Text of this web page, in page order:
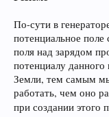
По-сути в
потенциальное
поля над зарядом
потенциалу данного
Земли, тем самым
работать, чем оно
при создании этого